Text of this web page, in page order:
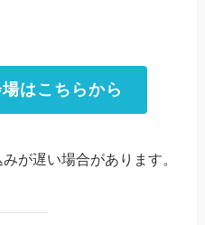
はこちらから
が遅い場合があります。